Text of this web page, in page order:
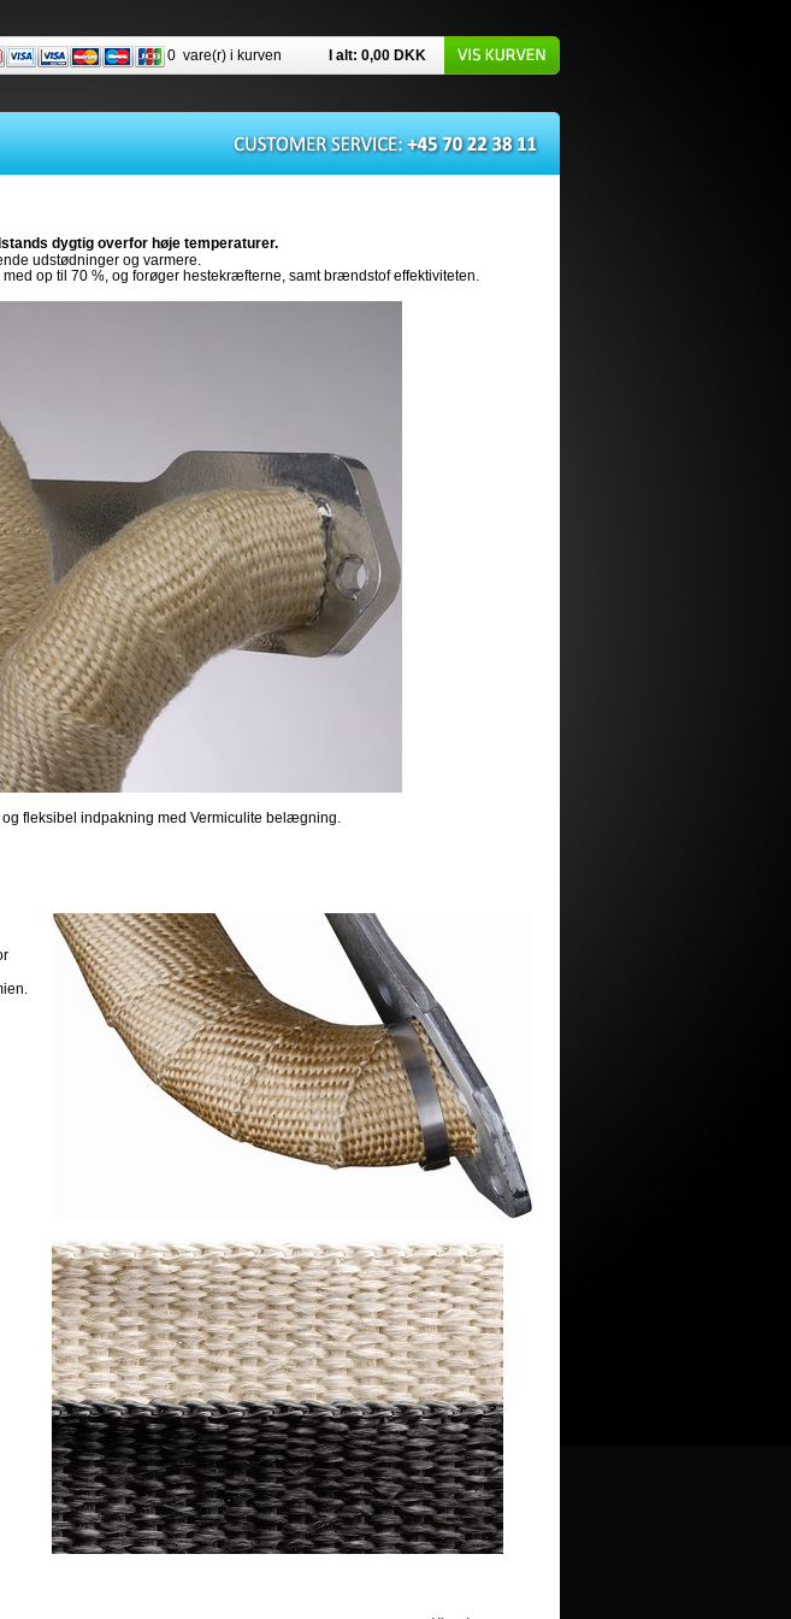
0 vare(r) i kurven I alt: 0,00 DKK
dygtig overfor høje temperaturer.
udstødninger og varmere.
op til 70 %, og forøger hestekræfterne, samt brændstof effektiviteten.
fleksibel indpakning med Vermiculite belægning.